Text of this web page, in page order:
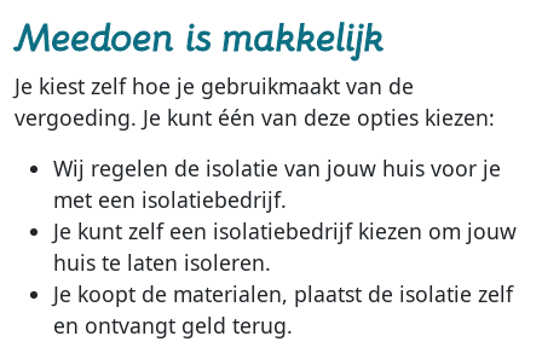
Meedoen is makkelijk
Je kiest zelf hoe je gebruikmaakt van de
vergoeding. Je kunt één van deze opties kiezen:
Wij regelen de isolatie van jouw huis voor je
met een isolatiebedrijf.
Je kunt zelf een isolatiebedrijf kiezen om jouw
huis te laten isoleren.
Je koopt de materialen, plaatst de isolatie zelf
en ontvangt geld terug.